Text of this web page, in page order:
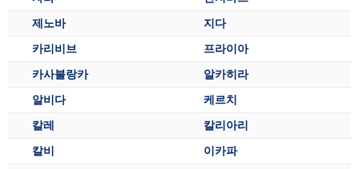
제노바
지다
카리비브
프라이아
카사블랑카
알카히라
알비다
케르치
칼레
칼리아리
칼비
이카파